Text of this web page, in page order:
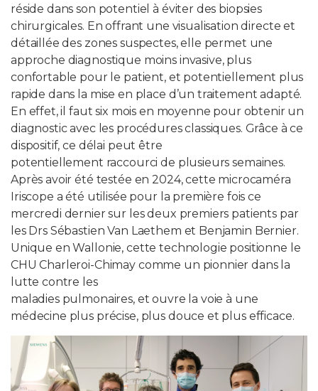
réside dans son potentiel à éviter des biopsies
chirurgicales. En offrant une visualisation directe et
détaillée des zones suspectes, elle permet une
approche diagnostique moins invasive, plus
confortable pour le patient, et potentiellement plus
rapide dans la mise en place d’un traitement adapté.
En effet, il faut six mois en moyenne pour obtenir un
diagnostic avec les procédures classiques. Grâce à ce
dispositif, ce délai peut être
potentiellement raccourci de plusieurs semaines.
Après avoir été testée en 2024, cette microcaméra
Iriscope a été utilisée pour la première fois ce
mercredi dernier sur les deux premiers patients par
les Drs Sébastien Van Laethem et Benjamin Bernier.
Unique en Wallonie, cette technologie positionne le
CHU Charleroi-Chimay comme un pionnier dans la
lutte contre les
maladies pulmonaires, et ouvre la voie à une
médecine plus précise, plus douce et plus efficace.